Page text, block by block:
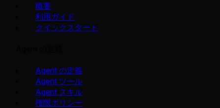
概要
利用ガイド
クイックスタート
Agent の定義
Agent ツール
Agent スキル
権限ポリシー